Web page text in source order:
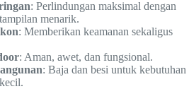
: Perlindungan maksimal dengan
menarik.
: Memberikan keamanan sekaligus
: Aman, awet, dan fungsional.
: Baja dan besi untuk kebutuhan